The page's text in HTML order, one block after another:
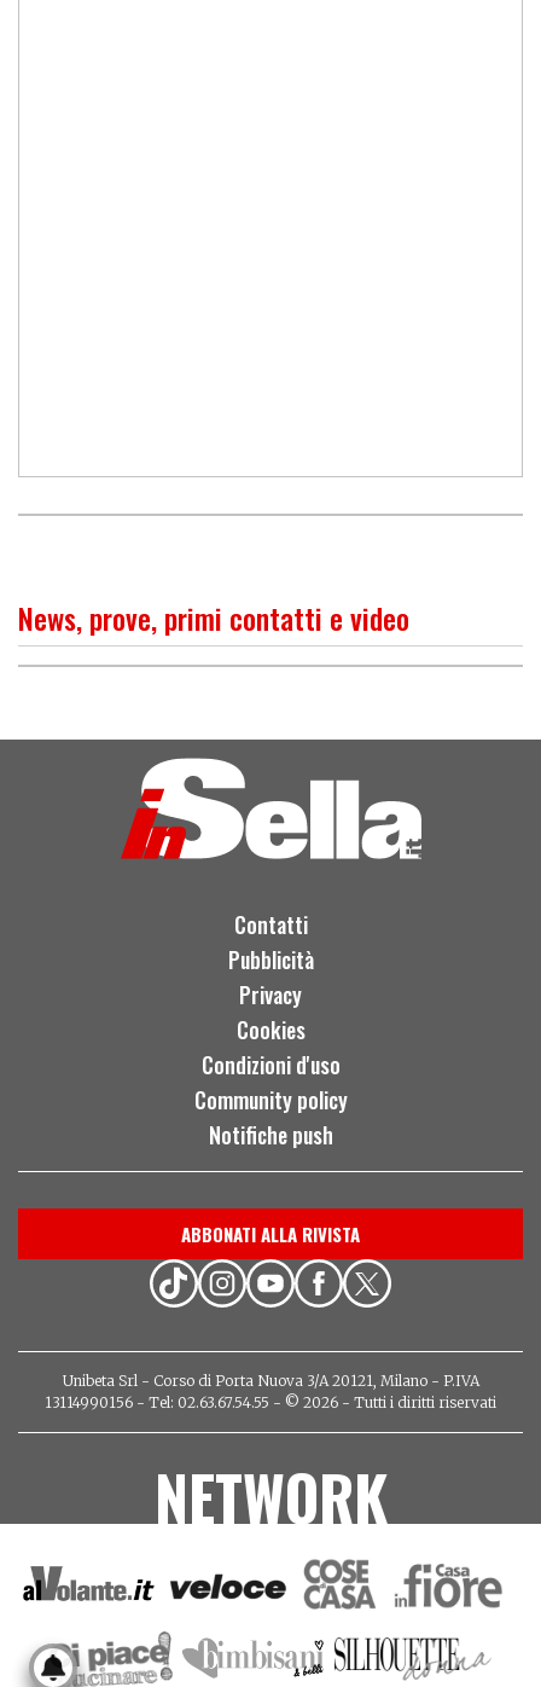
News, prove, primi contatti e video
più sportivo
Contatti
Pubblicità
Privacy
Cookies
Condizioni d'uso
Community policy
Notifiche push
ABBONATI ALLA RIVISTA
Unibeta Srl - Corso di Porta Nuova 3/A 20121, Milano - P.IVA
13114990156 - Tel: 02.63.67.54.55 - © 2026 - Tutti i diritti riservati
NETWORK